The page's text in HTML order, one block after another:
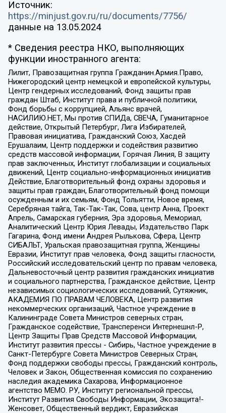
Источник:
https://minjust.gov.ru/ru/documents/7756/
данные на 13.05.2024
* Сведения реестра НКО, выполняющих
функции иностранного агента:
Лилит, Правозащитная группа Гражданин.Армия.Право,
Нижегородский центр немецкой и европейской культуры,
Центр гендерных исследований, Фонд защиты прав
граждан Штаб, Институт права и публичной политики,
Фонд борьбы с коррупцией, Альянс врачей,
НАСИЛИЮ.НЕТ, Мы против СПИДа, СВЕЧА, Гуманитарное
действие, Открытый Петербург, Лига Избирателей,
Правовая инициатива, Гражданский Союз, Хасдей
Ерушалаим, Центр поддержки и содействия развитию
средств массовой информации, Горячая Линия, В защиту
прав заключенных, Институт глобализации и социальных
движений, Центр социально-информационных инициатив
Действие, Благотворительный фонд охраны здоровья и
защиты прав граждан, Благотворительный фонд помощи
осужденным и их семьям, Фонд Тольятти, Новое время,
Серебряная тайга, Так-Так-Так, Сова, центр Анна, Проект
Апрель, Самарская губерния, Эра здоровья, Мемориал,
Аналитический Центр Юрия Левады, Издательство Парк
Гагарина, Фонд имени Андрея Рылькова, Сфера, Центр
СИБАЛЬТ, Уральская правозащитная группа, Женщины
Евразии, Институт прав человека, Фонд защиты гласности,
Российский исследовательский центр по правам человека,
Дальневосточный центр развития гражданских инициатив
и социального партнерства, Гражданское действие, Центр
независимых социологических исследований, Сутяжник,
АКАДЕМИЯ ПО ПРАВАМ ЧЕЛОВЕКА, Центр развития
некоммерческих организаций, Частное учреждение в
Калининграде Совета Министров северных стран,
Гражданское содействие, Трансперенси Интернешнл-Р,
Центр Защиты Прав Средств Массовой Информации,
Институт развития прессы - Сибирь, Частное учреждение в
Санкт-Петербурге Совета Министров Северных Стран,
Фонд поддержки свободы прессы, Гражданский контроль,
Человек и Закон, Общественная комиссия по сохранению
наследия академика Сахарова, Информационное
агентство МЕМО. РУ, Институт региональной прессы,
Институт Развития Свободы Информации, Экозащита!-
Женсовет, Общественный вердикт, Евразийская